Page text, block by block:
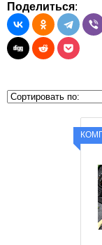
Поделиться: